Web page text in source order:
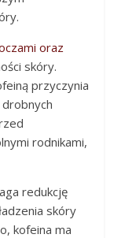
oraz
skóry.
przyczynia
rodnikami,
redukcję
skóry
kofeina ma